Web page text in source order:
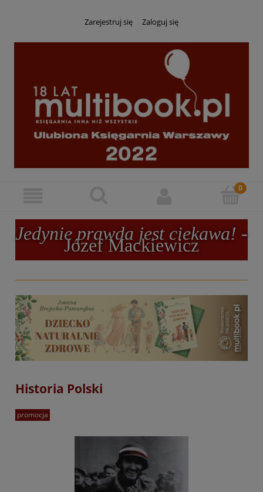
Zarejestruj się Zaloguj się
Jedynie prawda jest ciekawa! -
Józef Mackiewicz
Historia Polski
promocja